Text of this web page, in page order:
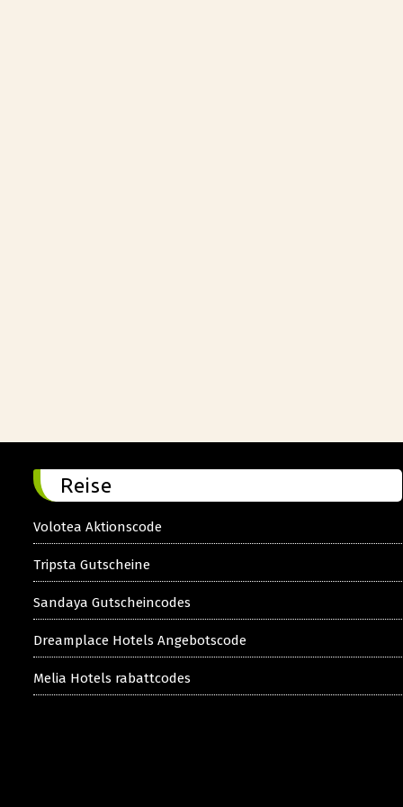
Reise
Volotea Aktionscode
Tripsta Gutscheine
Sandaya Gutscheincodes
Dreamplace Hotels Angebotscode
Melia Hotels rabattcodes